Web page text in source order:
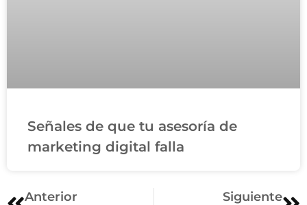
Señales de que tu asesoría de
marketing digital falla
Anterior Siguiente